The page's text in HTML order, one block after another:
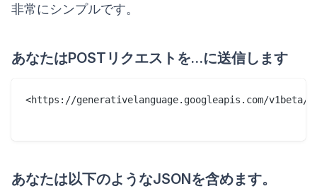
非常にシンプルです。
あなたはPOSTリクエストを…に送信します
<https://generativelanguage.googleapis.com/v1beta/
あなたは以下のようなJSONを含めます。